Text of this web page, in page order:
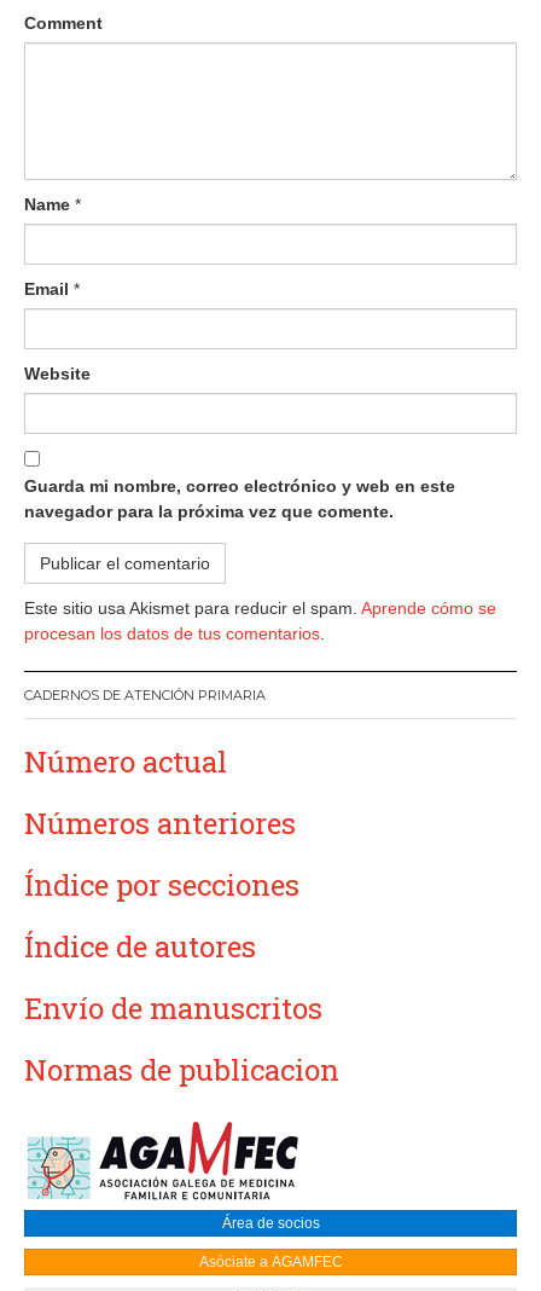
Comment
Name *
Email *
Website
Guarda mi nombre, correo electrónico y web en este
navegador para la próxima vez que comente.
Este sitio usa Akismet para reducir el spam. Aprende cómo se
procesan los datos de tus comentarios
CADERNOS DE ATENCIÓN PRIMARIA
Número actual
Números anteriores
Índice por secciones
Índice de autores
Envío de manuscritos
Normas de publicacion
Área de socios
Asóciate a AGAMFEC